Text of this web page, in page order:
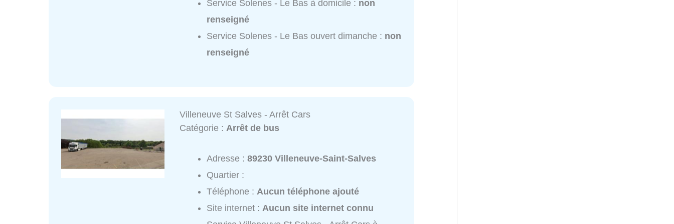
Service Solenes - Le Bas à domicile : non
renseigné
Service Solenes - Le Bas ouvert dimanche : non
renseigné
Villeneuve St Salves - Arrêt Cars
Catégorie : Arrêt de bus
Adresse :89230 Villeneuve-Saint-Salves
Quartier :
Téléphone :Aucun téléphone ajouté
Site internet :Aucun site internet connu